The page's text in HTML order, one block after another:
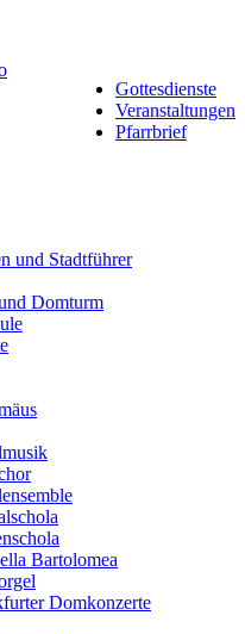
Gottesdienste
Veranstaltungen
Pfarrbrief
und Stadtführer
Domturm
Bartolomea
Domkonzerte